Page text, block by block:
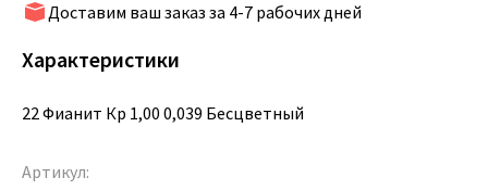
Доставим ваш заказ за 4-7 рабочих дней
Характеристики
22 Фианит Кр 1,00 0,039 Бесцветный
Артикул: